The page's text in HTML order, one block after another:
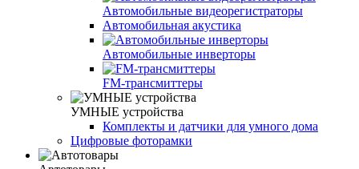
Автомобильные видеорегистраторы
Автомобильная акустика
Автомобильные инверторы
FM-трансмиттеры
УМНЫЕ устройства
Комплекты и датчики для умного дома
Цифровые фоторамки